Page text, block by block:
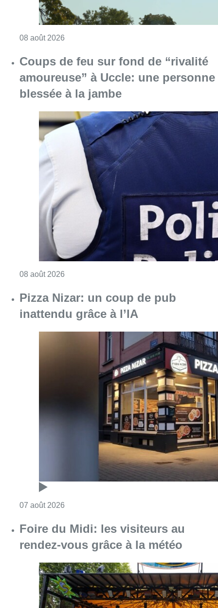
08 août 2026 Consulter l'article "Coups de feu sur fond
Pizza Nizar: un coup de pub
inattendu grâce à l’IA
Consulter l'article "Pizza Nizar: un coup de
Foire du Midi: les visiteurs au
rendez-vous grâce à la météo
07 août 2026 Consulter l'article "Foire du Midi: les